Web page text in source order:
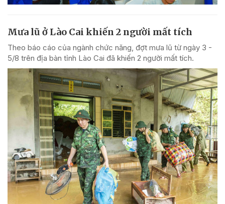
Mưa lũ ở Lào Cai khiến 2 người mất tích
Theo báo cáo của ngành chức năng, đợt mưa lũ từ ngày 3 -
5/8 trên địa bàn tỉnh Lào Cai đã khiến 2 người mất tích.